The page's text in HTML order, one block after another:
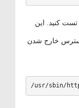
کنید. این
خارج شدن
/usr/sbin/